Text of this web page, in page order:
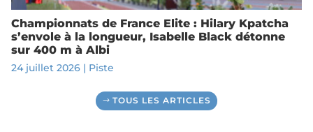
Championnats de France Elite : Hilary Kpatcha
s’envole à la longueur, Isabelle Black détonne
sur 400 m à Albi
24 juillet 2026| Piste
TOUS LES ARTICLES